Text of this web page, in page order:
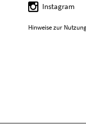
Instagram
Hinweise zur